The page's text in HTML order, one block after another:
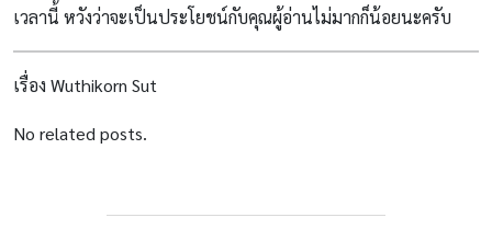
เวลานี้ หวังว่าจะเป็นประโยชน์กับคุณผู้อ่านไม่มากก็น้อยนะครับ
เรื่อง Wuthikorn Sut
No related posts.